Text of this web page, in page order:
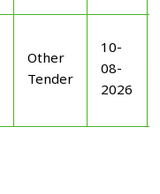
Other
Tender
10-
08-
2026